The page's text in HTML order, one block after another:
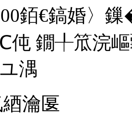
銆€鎬婚〉
伅 鐗╀笟浣
湡
瀹匽